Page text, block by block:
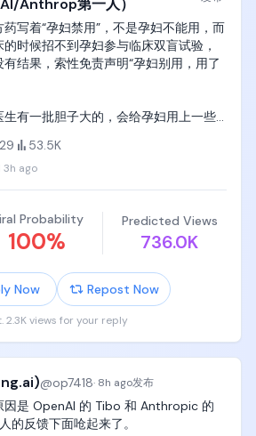
独立拆分出去了。
这个失败案例的两个核心败因：
配，公司本来是靠产品驱动增长、年
为董事会顶着110亿高估值的压力强行
售团队，结果只有30%的销售人员完
AI直接颠覆了商业模式，像Claude
这类工具出现之后，用户根本不需要
Retool这类无代码工具的特殊语法了，
维护这类产品的门槛打到了接近零。买
的逻辑也很直白，他们擅长"马斯
员(削减80%以上成本)，配合AI来运维
原本亏损的业务改造成每年能产生3到4
的现金流机器。
被曝在给中国AI实验室"输血"
查揭露，Scale AI、Surge AI这些美国顶
RLHF专家公司，正在把由美国博士等顶
高质量训练数据集，同步卖给腾讯、字
模型(比如通义千问、Kimi、GLM)最近
大程度上就是靠拿到了美国顶尖专家
蒸馏技术，这削弱了美国AI的领先优
的收入，都来自小红书。
书接商单，第一步就是开通「蒲公
请开通蒲公英，向平台和品牌方表示自
业合作。
账号会进入可以合作的状态，接下来
介来找你询单。
的准备
可以直接添加联系方式。
时候，联系你的都是中介，而不是品牌
直接联系普通博主。
博主，或者你的账号有非常独特的优
你特别适合这个项目，才有可能直接
Anthrop第一人）
写着“孕妇禁用”，不是孕妇不能用，而
时候招不到孕妇参与临床双盲试验，
结果，索性免责声明“孕妇别用，用了
生有一批胆子大的，会给孕妇用上一些
会告诉你，先把所有病治好，然后再
孕期间出现任何病，所有人都不敢给你
承担一切后果。
29 53.5K
3h ago
Probability
100%
Predicted Views
736.0K
Now Repost Now
2.3K views for your reply
@op7418· 8h ago发布
因是 OpenAI 的 Tibo 和 Anthropic 的
的反馈下面呛起来了。